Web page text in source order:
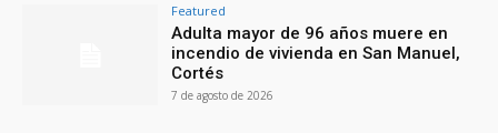
Featured
Adulta mayor de 96 años muere en
incendio de vivienda en San Manuel,
Cortés
7 de agosto de 2026